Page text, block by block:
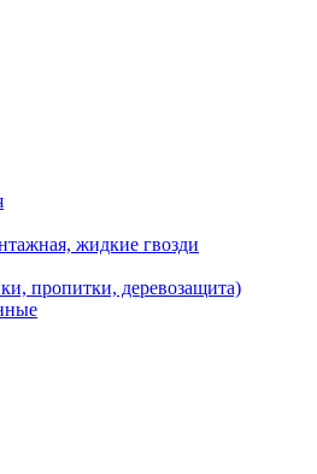
жидкие гвозди
пропитки, деревозащита)